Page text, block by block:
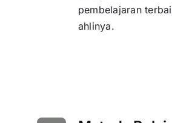
pembelajaran
ahlinya.